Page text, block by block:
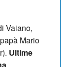
Vaiano,
Mario
Ultime